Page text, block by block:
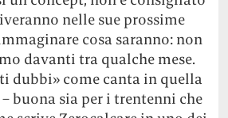
nelle sue prossime
cosa saranno: non
davanti tra qualche mese.
dubbi» come canta in quella
buona sia per i trentenni che